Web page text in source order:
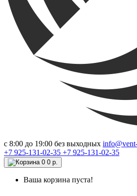
c 8:00 до 19:00 без выходных
+7 925-131-02-35 +7 925-131-02-35
0 0 р.
Ваша корзина пуста!